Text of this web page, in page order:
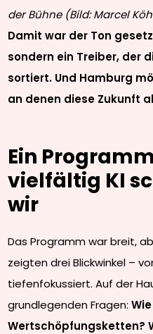
der Bühne (Bild: Marcel
Damit war der Ton
sondern ein Treiber, der
sortiert. Und Hamburg
an denen diese Zukunft
Ein
vielfältig KI
wir
Das Programm war breit,
zeigten drei Blickwinkel –
tiefenfokussiert. Auf der
grundlegenden Fragen:
Wertschöpfungsketten?